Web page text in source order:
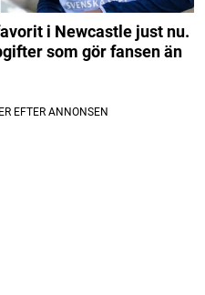
i Newcastle just nu.
som gör fansen än